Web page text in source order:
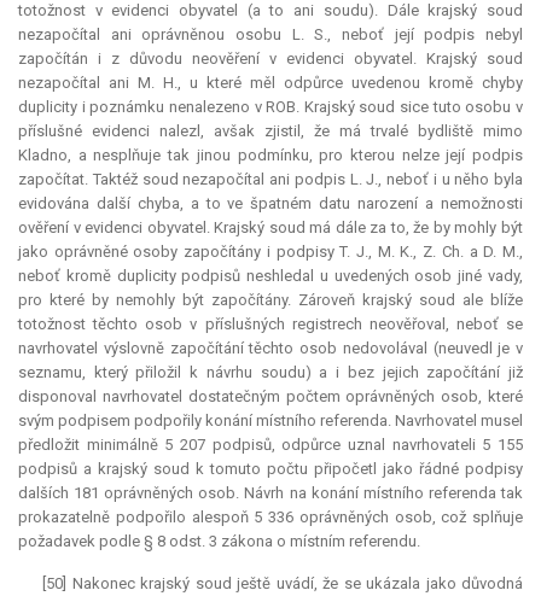
totožnost v evidenci obyvatel (a to ani soudu). Dále krajský soud
nezapočítal ani oprávněnou osobu L. S., neboť její podpis nebyl
započítán i z důvodu neověření v evidenci obyvatel. Krajský soud
nezapočítal ani M. H., u které měl odpůrce uvedenou kromě chyby
duplicity i poznámku nenalezeno v ROB. Krajský soud sice tuto osobu v
příslušné evidenci nalezl, avšak zjistil, že má trvalé bydliště mimo
Kladno, a nesplňuje tak jinou podmínku, pro kterou nelze její podpis
započítat. Taktéž soud nezapočítal ani podpis L. J., neboť i u něho byla
evidována další chyba, a to ve špatném datu narození a nemožnosti
ověření v evidenci obyvatel. Krajský soud má dále za to, že by mohly být
jako oprávněné osoby započítány i podpisy T. J., M. K., Z. Ch. a D. M.,
neboť kromě duplicity podpisů neshledal u uvedených osob jiné vady,
pro které by nemohly být započítány. Zároveň krajský soud ale blíže
totožnost těchto osob v příslušných registrech neověřoval, neboť se
navrhovatel výslovně započítání těchto osob nedovolával (neuvedl je v
seznamu, který přiložil k návrhu soudu) a i bez jejich započítání již
disponoval navrhovatel dostatečným počtem oprávněných osob, které
svým podpisem podpořily konání místního referenda. Navrhovatel musel
předložit minimálně 5 207 podpisů, odpůrce uznal navrhovateli 5 155
podpisů a krajský soud k tomuto počtu připočetl jako řádné podpisy
dalších 181 oprávněných osob. Návrh na konání místního referenda tak
prokazatelně podpořilo alespoň 5 336 oprávněných osob, což splňuje
požadavek podle § 8 odst. 3 zákona o místním referendu.
[50] Nakonec krajský soud ještě uvádí, že se ukázala jako důvodná